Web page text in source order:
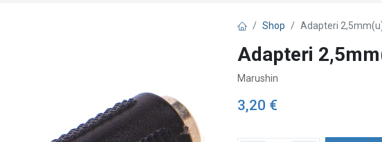
Shop Adapteri
Adapteri
Marushin
3,20 €